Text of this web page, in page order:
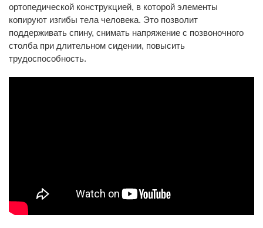
ортопедической конструкцией, в которой элементы
копируют изгибы тела человека. Это позволит
поддерживать спину, снимать напряжение с позвоночного
столба при длительном сидении, повысить
трудоспособность.